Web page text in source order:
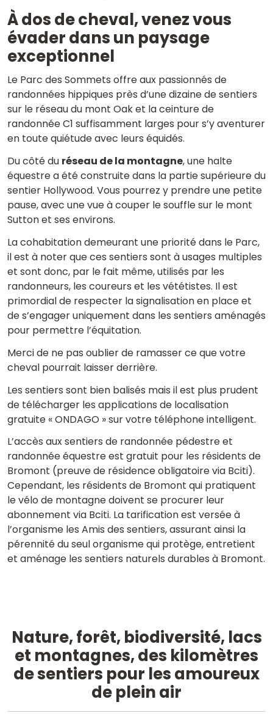
À dos de cheval, venez vous
évader dans un paysage
exceptionnel
Le Parc des Sommets offre aux passionnés de
randonnées hippiques près d’une dizaine de sentiers
sur le réseau du mont Oak et la ceinture de
randonnée C1 suffisamment larges pour s’y aventurer
en toute quiétude avec leurs équidés.
Du côté du réseau de la montagne, une halte
équestre a été construite dans la partie supérieure du
sentier Hollywood. Vous pourrez y prendre une petite
pause, avec une vue à couper le souffle sur le mont
Sutton et ses environs.
La cohabitation demeurant une priorité dans le Parc,
il est à noter que ces sentiers sont à usages multiples
et sont donc, par le fait même, utilisés par les
randonneurs, les coureurs et les vététistes. Il est
primordial de respecter la signalisation en place et
de s’engager uniquement dans les sentiers aménagés
pour permettre l’équitation.
Merci de ne pas oublier de ramasser ce que votre
cheval pourrait laisser derrière.
Les sentiers sont bien balisés mais il est plus prudent
de télécharger les applications de localisation
gratuite « ONDAGO » sur votre téléphone intelligent.
L’accès aux sentiers de randonnée pédestre et
randonnée équestre est gratuit pour les résidents de
Bromont (preuve de résidence obligatoire via Bciti).
Cependant, les résidents de Bromont qui pratiquent
le vélo de montagne doivent se procurer leur
abonnement via Bciti. La tarification est versée à
l’organisme les Amis des sentiers, assurant ainsi la
pérennité du seul organisme qui protège, entretient
et aménage les sentiers naturels durables à Bromont.
Nature, forêt, biodiversité, lacs
et montagnes, des kilomètres
de sentiers pour les amoureux
de plein air